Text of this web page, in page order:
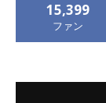
15,399
ファン